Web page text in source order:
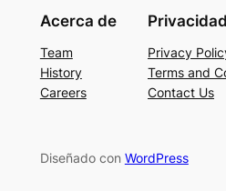
Acerca de
Team
History
Careers
Privacidad
Privacy
Terms and
Contact Us
Diseñado con WordPress